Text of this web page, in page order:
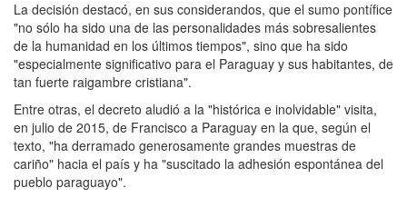
La decisión destacó, en sus considerandos, que el sumo pontífice
"no sólo ha sido una de las personalidades más sobresalientes
de la humanidad en los últimos tiempos", sino que ha sido
"especialmente significativo para el Paraguay y sus habitantes, de
tan fuerte raigambre cristiana".
Entre otras, el decreto aludió a la "histórica e inolvidable" visita,
en julio de 2015, de Francisco a Paraguay en la que, según el
texto, "ha derramado generosamente grandes muestras de
cariño" hacia el país y ha "suscitado la adhesión espontánea del
pueblo paraguayo".